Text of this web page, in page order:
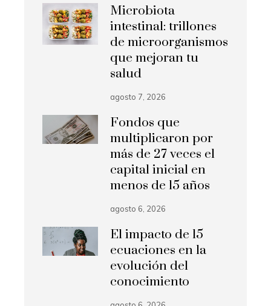
Microbiota
intestinal: trillones
de microorganismos
que mejoran tu
salud
agosto 7, 2026
Fondos que
multiplicaron por
más de 27 veces el
capital inicial en
menos de 15 años
agosto 6, 2026
El impacto de 15
ecuaciones en la
evolución del
conocimiento